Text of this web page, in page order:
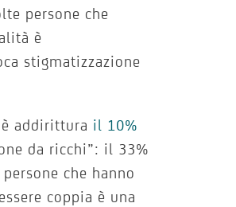
persone che
è
stigmatizzazione
addirittura il 10%
da ricchi”: il 33%
che hanno
coppia è una